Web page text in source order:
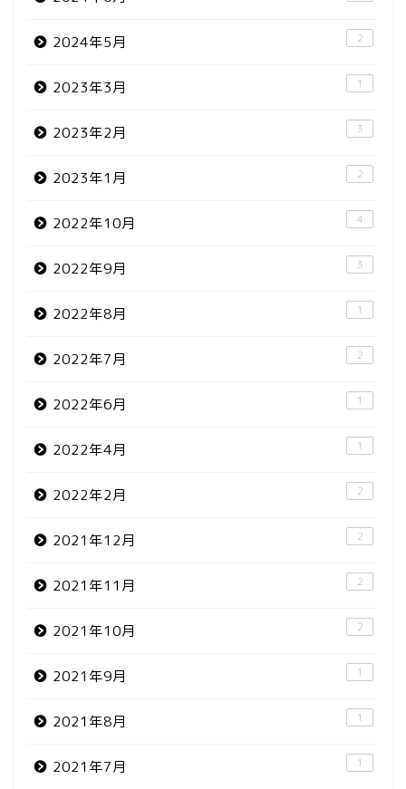
2024年5月 2
2023年3月 1
2023年2月 3
2023年1月 2
2022年10月 4
2022年9月 3
2022年8月 1
2022年7月 2
2022年6月 1
2022年4月 1
2022年2月 2
2021年12月 2
2021年11月 2
2021年10月 2
2021年9月 1
2021年8月 1
2021年7月 1